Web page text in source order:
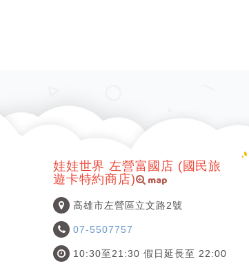
娃娃世界 左營富國店 (國民旅
遊卡特約商店)
map
高雄市左營區立文路2號
07-5507757
10:30至21:30 假日延長至 22:00